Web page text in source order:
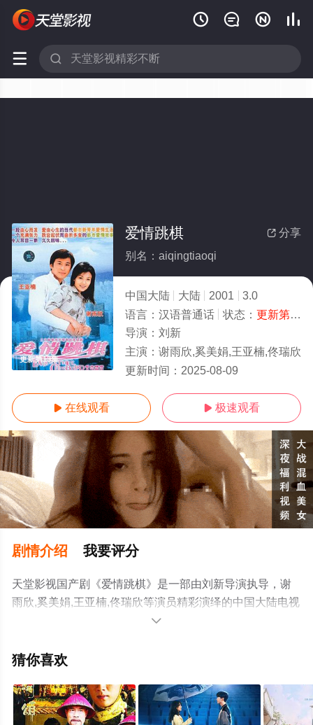
   
 
更新第13集
 分享
爱情跳棋
别名：aiqingtiaoqi
中国大陆 大陆 2001
3.0
语言： 汉语普通话 状态： 更新第13集
导演： 刘新
主演： 谢雨欣,奚美娟,王亚楠,佟瑞欣
更新时间： 2025-08-09
 在线观看  极速观看
剧情介绍 我要评分
天堂影视国产剧《爱情跳棋》是一部由刘新导演执导，谢
雨欣,奚美娟,王亚楠,佟瑞欣等演员精彩演绎的中国大陆电视
剧，手机免费在线观看高清无删减完整版电视剧全集就上
或剧情网等平台了解。

猜你喜欢